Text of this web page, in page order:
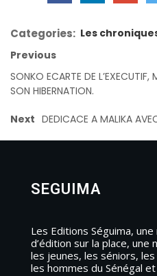
Categories: Les
Previous
SONKO ECARTE DE L’EXECUTIF,
SON HIBERNATION.
Next DEDICACE A MALIKA
SEGUIMA
Les Editions Séguima,
d’édition sur la place, une
les jeunes, les séniors,
les hommes du Sénégal et